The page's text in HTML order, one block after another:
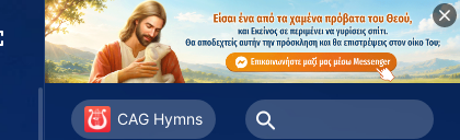
CAG Hymns
αργά
125
Πρέπει να επιδιώκεις να έχεις
αληθινή αγάπη για τον Θεό
126
Ο Θεός έφερε τη δόξα Του στην
Ανατολή